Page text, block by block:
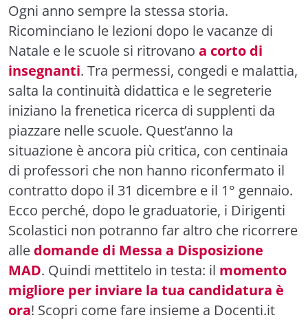
Ogni anno sempre la stessa storia.
Ricominciano le lezioni dopo le vacanze di
Natale e le scuole si ritrovano a corto di
insegnanti. Tra permessi, congedi e malattia,
salta la continuità didattica e le segreterie
iniziano la frenetica ricerca di supplenti da
piazzare nelle scuole. Quest’anno la
situazione è ancora più critica, con centinaia
di professori che non hanno riconfermato il
contratto dopo il 31 dicembre e il 1° gennaio.
Ecco perché, dopo le graduatorie, i Dirigenti
Scolastici non potranno far altro che ricorrere
alle domande di Messa a Disposizione
MAD. Quindi mettitelo in testa: il momento
migliore per inviare la tua candidatura è
ora! Scopri come fare insieme a Docenti.it